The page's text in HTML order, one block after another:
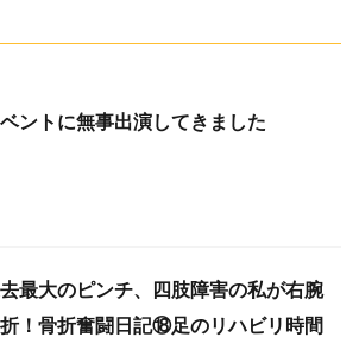
ントに無事出演してきました
最大のピンチ、四肢障害の私が右腕
！骨折奮闘日記⑱足のリハビリ時間